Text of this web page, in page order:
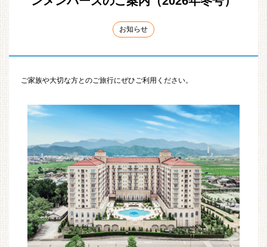
お知らせ
ご家族や大切な方とのご旅行にぜひご利用ください。